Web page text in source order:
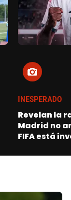
INESPERADO
Revelan la
Madrid no
FIFA está